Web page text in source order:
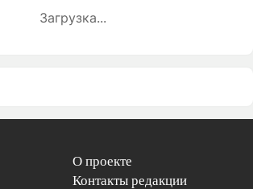
Загрузка...
О проекте
Контакты редакции